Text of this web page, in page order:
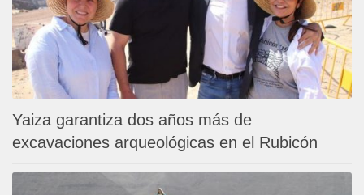
Yaiza garantiza dos años más de
excavaciones arqueológicas en el Rubicón